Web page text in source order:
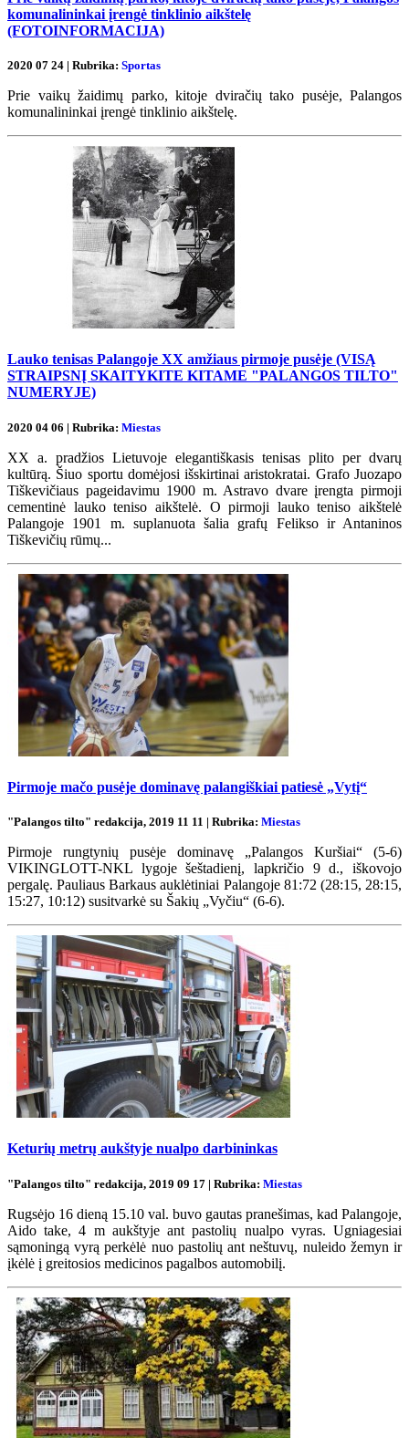
komunalininkai įrengė tinklinio aikštelę
(FOTOINFORMACIJA)
2020 07 24 | Rubrika: Sportas
Prie vaikų žaidimų parko, kitoje dviračių tako pusėje, Palangos
komunalininkai įrengė tinklinio aikštelę.
Lauko tenisas Palangoje XX amžiaus pirmoje pusėje (VISĄ
STRAIPSNĮ SKAITYKITE KITAME "PALANGOS TILTO"
NUMERYJE)
2020 04 06 | Rubrika: Miestas
XX a. pradžios Lietuvoje elegantiškasis tenisas plito per dvarų
kultūrą. Šiuo sportu domėjosi išskirtinai aristokratai. Grafo Juozapo
Tiškevičiaus pageidavimu 1900 m. Astravo dvare įrengta pirmoji
cementinė lauko teniso aikštelė. O pirmoji lauko teniso aikštelė
Palangoje 1901 m. suplanuota šalia grafų Felikso ir Antaninos
Tiškevičių rūmų...
Pirmoje mačo pusėje dominavę palangiškiai patiesė „Vytį“
"Palangos tilto" redakcija, 2019 11 11 | Rubrika: Miestas
Pirmoje rungtynių pusėje dominavę „Palangos Kuršiai“ (5-6)
VIKINGLOTT-NKL lygoje šeštadienį, lapkričio 9 d., iškovojo
pergalę. Pauliaus Barkaus auklėtiniai Palangoje 81:72 (28:15, 28:15,
15:27, 10:12) susitvarkė su Šakių „Vyčiu“ (6-6).
Keturių metrų aukštyje nualpo darbininkas
"Palangos tilto" redakcija, 2019 09 17 | Rubrika: Miestas
Rugsėjo 16 dieną 15.10 val. buvo gautas pranešimas, kad Palangoje,
Aido take, 4 m aukštyje ant pastolių nualpo vyras. Ugniagesiai
sąmoningą vyrą perkėlė nuo pastolių ant neštuvų, nuleido žemyn ir
įkėlė į greitosios medicinos pagalbos automobilį.